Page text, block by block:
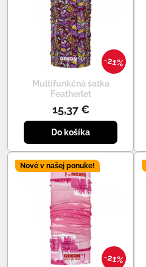
21%
Multifunkčná šatka
Featherlet
15,37 €
Do košíka
21%
Nové v našej ponuke!